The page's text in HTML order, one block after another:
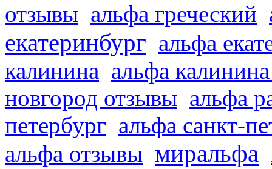
отзывы альфа греческий
екатеринбург альфа
калинина альфа
новгород отзывы альфа
петербург альфа санкт-
альфа отзывы миральфа